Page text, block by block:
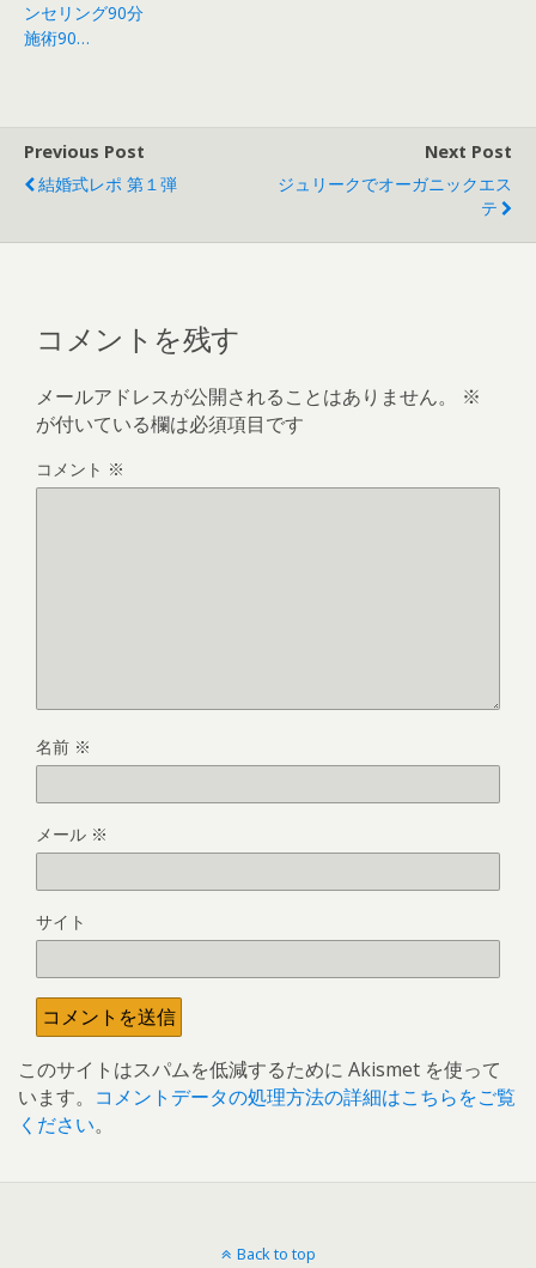
ンセリング90分
施術90…
Previous Post
結婚式レポ 第１弾
Next Post
ジュリークでオーガニックエス
テ
コメントを残す
メールアドレスが公開されることはありません。
※
が付いている欄は必須項目です
コメント ※
名前 ※
メール ※
サイト
このサイトはスパムを低減するために Akismet を使って
います。 コメントデータの処理方法の詳細はこちらをご覧
ください。
Back to top